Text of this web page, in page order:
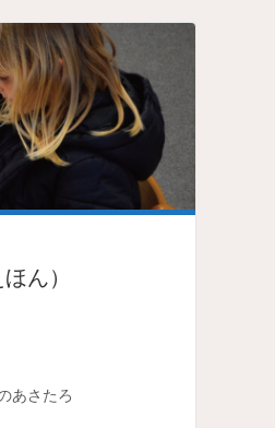
ん）
あさたろ